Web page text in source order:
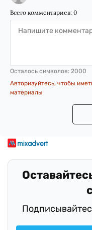
Всего комментариев: 0
Осталось символов: 2000
Авторизуйтесь, чтобы
материалы